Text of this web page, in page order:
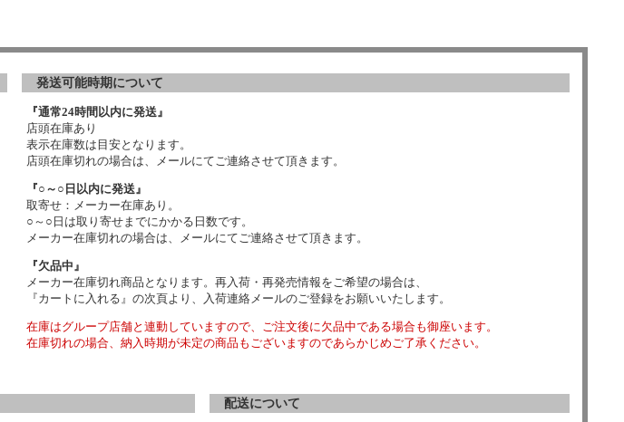
発送可能時期について
『通常24時間以内に発送』
店頭在庫あり
表示在庫数は目安となります。
店頭在庫切れの場合は、メールにてご連絡させて頂きます。
『○～○日以内に発送』
取寄せ：メーカー在庫あり。
○～○日は取り寄せまでにかかる日数です。
メーカー在庫切れの場合は、メールにてご連絡させて頂きます。
『欠品中』
メーカー在庫切れ商品となります。再入荷・再発売情報をご希望の場合は、
『カートに入れる』の次頁より、入荷連絡メールのご登録をお願いいたします。
在庫はグループ店舗と連動していますので、ご注文後に欠品中である場合も御座います。
在庫切れの場合、納入時期が未定の商品もございますのであらかじめご了承ください。
配送について